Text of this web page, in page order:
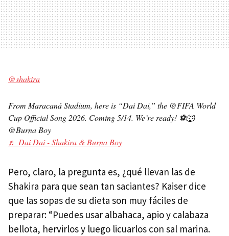
@shakira
From Maracaná Stadium, here is “Dai Dai,” the @FIFA World
Cup Official Song 2026. Coming 5/14. We’re ready! ⚽️🐺
@Burna Boy
♬ Dai Dai - Shakira & Burna Boy
Pero, claro, la pregunta es, ¿qué llevan las de
Shakira para que sean tan saciantes? Kaiser dice
que las sopas de su dieta son muy fáciles de
preparar: “Puedes usar albahaca, apio y calabaza
bellota, hervirlos y luego licuarlos con sal marina.